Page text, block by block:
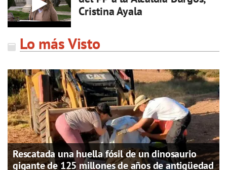
Cristina Ayala
Lo más Visto
Rescatada una huella fósil de un dinosaurio
gigante de 125 millones de años de antigüedad